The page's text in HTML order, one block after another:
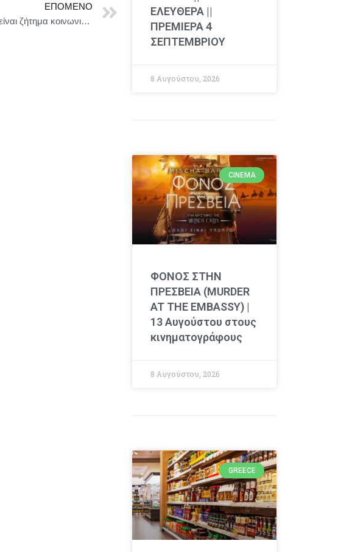
ΕΠΌΜΕΝΟ
Κυριάκος Πιερρακάκης: «Η στέγαση είναι ζήτημα κοινωνικής συνοχής για την Ευρώπη»
ΕΛΕΥΘΕΡΑ ||
ΠΡΕΜΙΕΡΑ 4
ΣΕΠΤΕΜΒΡΙΟΥ
8 Αυγούστου, 2026
CINEMA
ΦΟΝΟΣ ΣΤΗΝ
ΠΡΕΣΒΕΙΑ (MURDER
AT THE EMBASSY) |
13 Αυγούστου στους
κινηματογράφους
8 Αυγούστου, 2026
GREECE